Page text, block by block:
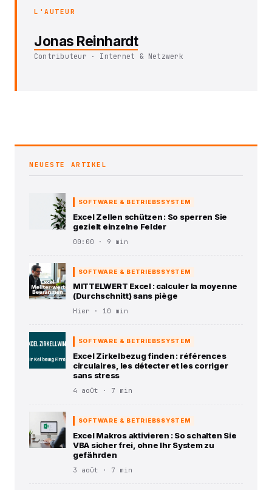
L'AUTEUR
Jonas Reinhardt
Contributeur · Internet & Netzwerk
NEUESTE ARTIKEL
SOFTWARE & BETRIEBSSYSTEM
Excel Zellen schützen : So sperren Sie
gezielt einzelne Felder
00:00 · 9 min
SOFTWARE & BETRIEBSSYSTEM
MITTELWERT Excel : calculer la moyenne
(Durchschnitt) sans piège
Hier · 10 min
SOFTWARE & BETRIEBSSYSTEM
Excel Zirkelbezug finden : références
circulaires, les détecter et les corriger
sans stress
4 août · 7 min
SOFTWARE & BETRIEBSSYSTEM
Excel Makros aktivieren : So schalten Sie
VBA sicher frei, ohne Ihr System zu
gefährden
3 août · 7 min